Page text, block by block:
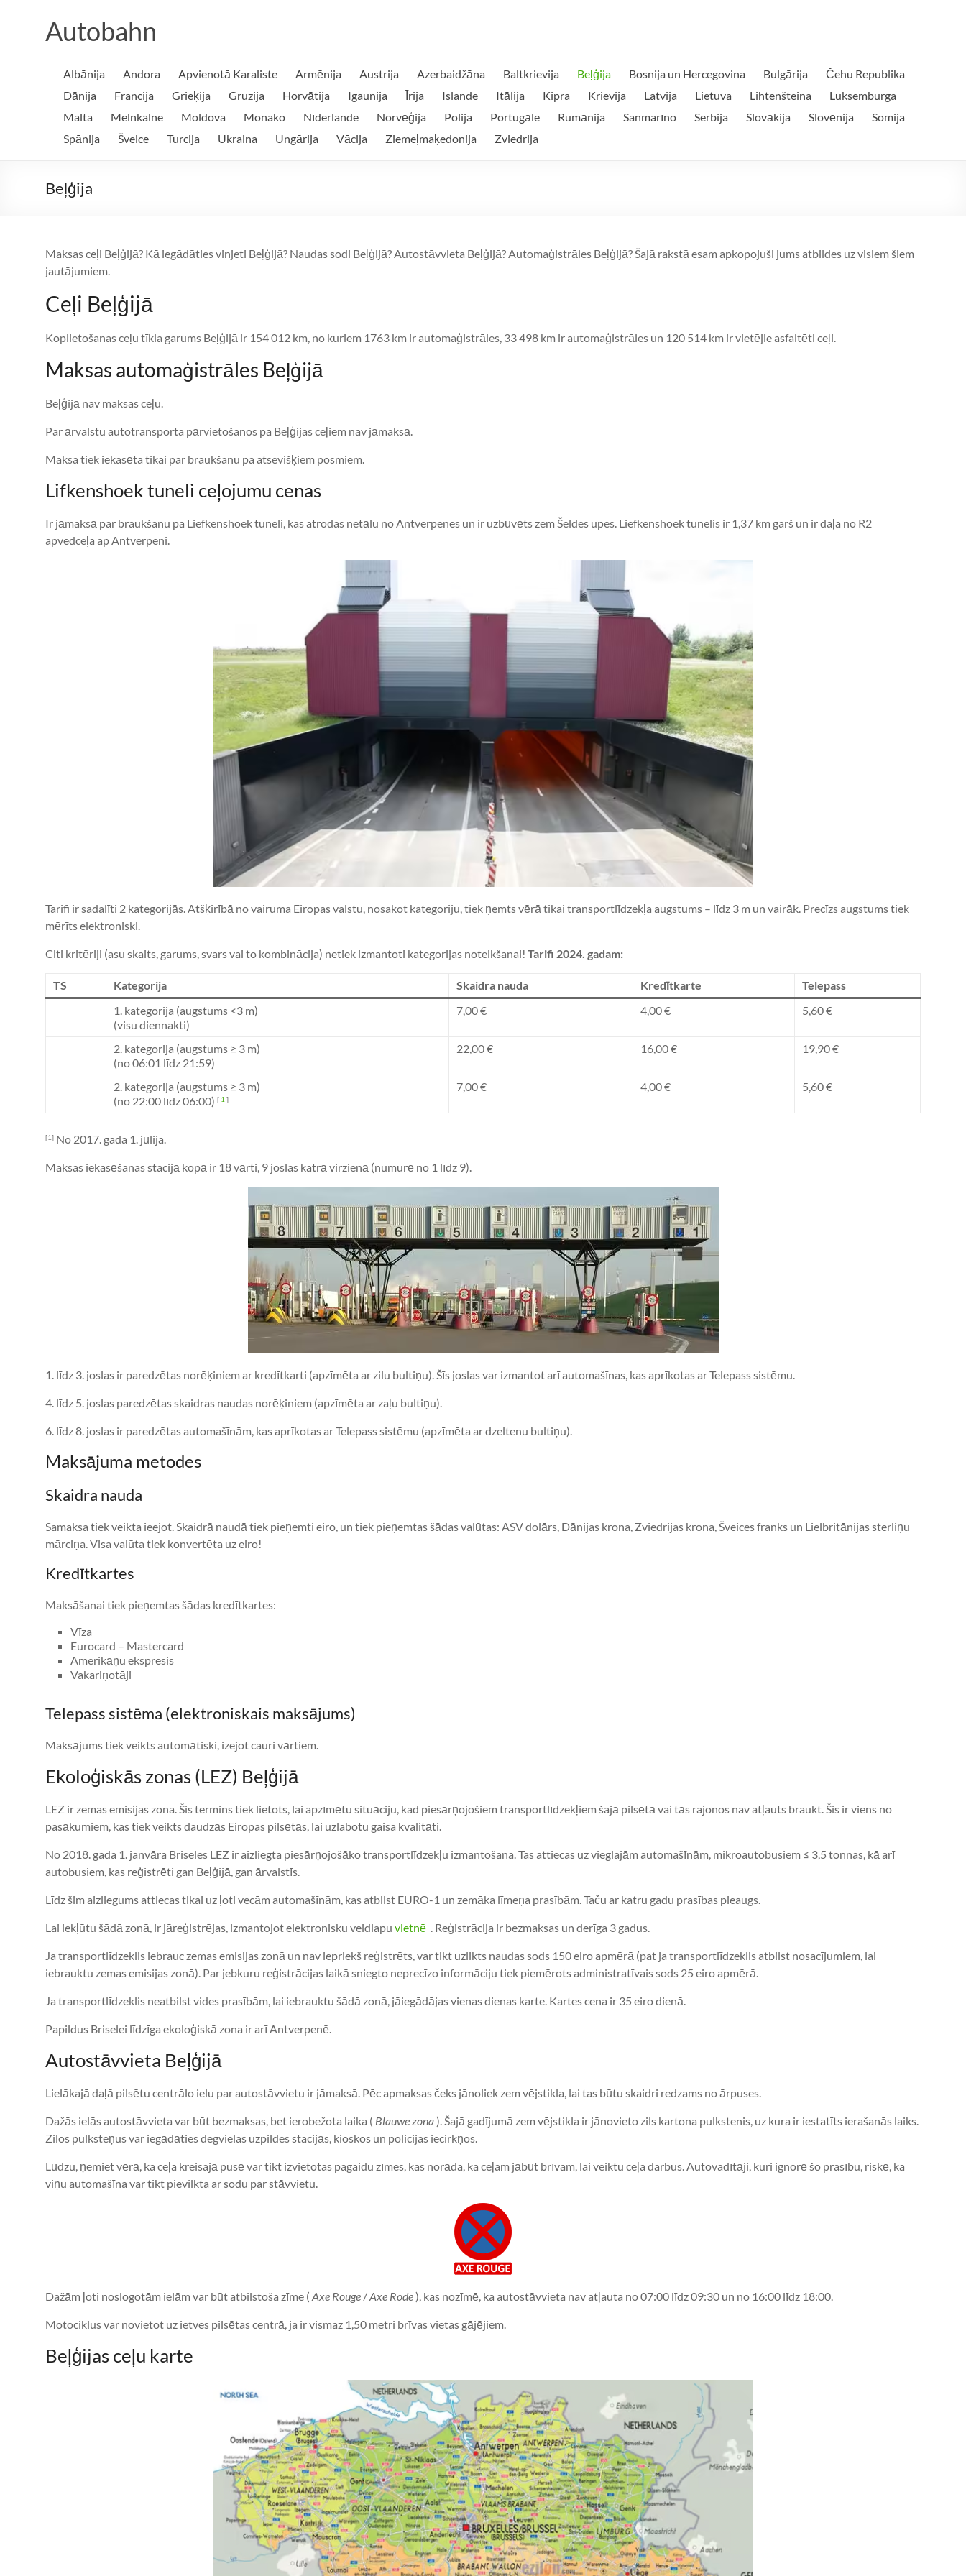
Autobahn
Albānija Andora Apvienotā Karaliste Armēnija Austrija Azerbaidžāna Baltkrievija Beļģija Bosnija un Hercegovina Bulgārija
Čehu Republika
Dānija
Francija Grieķija Gruzija Horvātija Igaunija Īrija Islande Itālija Kipra Krievija Latvija Lietuva Lihtenšteina
Luksemburga
Malta
Melnkalne Moldova Monako Nīderlande Norvēģija Polija Portugāle Rumānija Sanmarīno Serbija Slovākija Slovēnija
Somija
Spānija
Šveice Turcija Ukraina Ungārija Vācija Ziemeļmaķedonija Zviedrija
Beļģija
Maksas ceļi Beļģijā? Kā iegādāties vinjeti Beļģijā? Naudas sodi Beļģijā? Autostāvvieta Beļģijā? Automaģistrāles Beļģijā? Šajā rakstā esam apkopojuši jums atbildes uz visiem šiem
jautājumiem.
Ceļi Beļģijā
Koplietošanas ceļu tīkla garums Beļģijā ir 154 012 km, no kuriem 1763 km ir automaģistrāles, 33 498 km ir automaģistrāles un 120 514 km ir vietējie asfaltēti ceļi.
Maksas automaģistrāles Beļģijā
Beļģijā nav maksas ceļu.
Par ārvalstu autotransporta pārvietošanos pa Beļģijas ceļiem nav jāmaksā.
Maksa tiek iekasēta tikai par braukšanu pa atsevišķiem posmiem.
Lifkenshoek tuneli ceļojumu cenas
Ir jāmaksā par braukšanu pa Liefkenshoek tuneli, kas atrodas netālu no Antverpenes un ir uzbūvēts zem Šeldes upes. Liefkenshoek tunelis ir 1,37 km garš un ir daļa no R2
apvedceļa ap Antverpeni.
Tarifi ir sadalīti 2 kategorijās. Atšķirībā no vairuma Eiropas valstu, nosakot kategoriju, tiek ņemts vērā tikai transportlīdzekļa augstums – līdz 3 m un vairāk. Precīzs augstums tiek
mērīts elektroniski.
Citi kritēriji (asu skaits, garums, svars vai to kombinācija) netiek izmantoti kategorijas noteikšanai! Tarifi 2024. gadam:
TS Kategorija Skaidra nauda Kredītkarte
Telepass
1. kategorija (augstums <3 m)
(visu diennakti)
7,00 € 4,00 € 5,60 €
2. kategorija (augstums ≥ 3 m)
(no 06:01 līdz 21:59)
22,00 € 16,00 € 19,90 €
2. kategorija (augstums ≥ 3 m)
(no 22:00 līdz 06:00) [ 1 ]
7,00 € 4,00 € 5,60 €
[1] No 2017. gada 1. jūlija.
Maksas iekasēšanas stacijā kopā ir 18 vārti, 9 joslas katrā virzienā (numurē no 1 līdz 9).
1. līdz 3. joslas ir paredzētas norēķiniem ar kredītkarti (apzīmēta ar zilu bultiņu). Šīs joslas var izmantot arī automašīnas, kas aprīkotas ar Telepass sistēmu.
4. līdz 5. joslas paredzētas skaidras naudas norēķiniem (apzīmēta ar zaļu bultiņu).
6. līdz 8. joslas ir paredzētas automašīnām, kas aprīkotas ar Telepass sistēmu (apzīmēta ar dzeltenu bultiņu).
Maksājuma metodes
Skaidra nauda
Samaksa tiek veikta ieejot. Skaidrā naudā tiek pieņemti eiro, un tiek pieņemtas šādas valūtas: ASV dolārs, Dānijas krona, Zviedrijas krona, Šveices franks un Lielbritānijas sterliņu
mārciņa. Visa valūta tiek konvertēta uz eiro!
Kredītkartes
Maksāšanai tiek pieņemtas šādas kredītkartes:
Vīza
Eurocard – Mastercard
Amerikāņu ekspresis
Vakariņotāji
Telepass sistēma (elektroniskais maksājums)
Maksājums tiek veikts automātiski, izejot cauri vārtiem.
Ekoloģiskās zonas (LEZ) Beļģijā
LEZ ir zemas emisijas zona. Šis termins tiek lietots, lai apzīmētu situāciju, kad piesārņojošiem transportlīdzekļiem šajā pilsētā vai tās rajonos nav atļauts braukt. Šis ir viens no
pasākumiem, kas tiek veikts daudzās Eiropas pilsētās, lai uzlabotu gaisa kvalitāti.
No 2018. gada 1. janvāra Briseles LEZ ir aizliegta piesārņojošāko transportlīdzekļu izmantošana. Tas attiecas uz vieglajām automašīnām, mikroautobusiem ≤ 3,5 tonnas, kā arī
autobusiem, kas reģistrēti gan Beļģijā, gan ārvalstīs.
Līdz šim aizliegums attiecas tikai uz ļoti vecām automašīnām, kas atbilst EURO-1 un zemāka līmeņa prasībām. Taču ar katru gadu prasības pieaugs.
Lai iekļūtu šādā zonā, ir jāreģistrējas, izmantojot elektronisku veidlapu vietnē . Reģistrācija ir bezmaksas un derīga 3 gadus.
Ja transportlīdzeklis iebrauc zemas emisijas zonā un nav iepriekš reģistrēts, var tikt uzlikts naudas sods 150 eiro apmērā (pat ja transportlīdzeklis atbilst nosacījumiem, lai
iebrauktu zemas emisijas zonā). Par jebkuru reģistrācijas laikā sniegto neprecīzo informāciju tiek piemērots administratīvais sods 25 eiro apmērā.
Ja transportlīdzeklis neatbilst vides prasībām, lai iebrauktu šādā zonā, jāiegādājas vienas dienas karte. Kartes cena ir 35 eiro dienā.
Papildus Briselei līdzīga ekoloģiskā zona ir arī Antverpenē.
Autostāvvieta Beļģijā
Lielākajā daļā pilsētu centrālo ielu par autostāvvietu ir jāmaksā. Pēc apmaksas čeks jānoliek zem vējstikla, lai tas būtu skaidri redzams no ārpuses.
Dažās ielās autostāvvieta var būt bezmaksas, bet ierobežota laika ( Blauwe zona). Šajā gadījumā zem vējstikla ir jānovieto zils kartona pulkstenis, uz kura ir iestatīts ierašanās laiks.
Zilos pulksteņus var iegādāties degvielas uzpildes stacijās, kioskos un policijas iecirkņos.
Lūdzu, ņemiet vērā, ka ceļa kreisajā pusē var tikt izvietotas pagaidu zīmes, kas norāda, ka ceļam jābūt brīvam, lai veiktu ceļa darbus. Autovadītāji, kuri ignorē šo prasību, riskē, ka
viņu automašīna var tikt pievilkta ar sodu par stāvvietu.
Dažām ļoti noslogotām ielām var būt atbilstoša zīme ( Axe Rouge /Axe Rode), kas nozīmē, ka autostāvvieta nav atļauta no 07:00 līdz 09:30 un no 16:00 līdz 18:00.
Motociklus var novietot uz ietves pilsētas centrā, ja ir vismaz 1,50 metri brīvas vietas gājējiem.
Beļģijas ceļu karte